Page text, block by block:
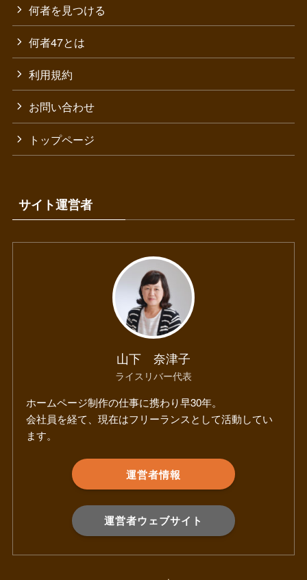
何者を見つける
何者47とは
利用規約
お問い合わせ
トップページ
サイト運営者
山下 奈津子
ライスリバー代表
ホームページ制作の仕事に携わり早30年。
会社員を経て、現在はフリーランスとして活動してい
ます。
運営者情報
運営者ウェブサイト